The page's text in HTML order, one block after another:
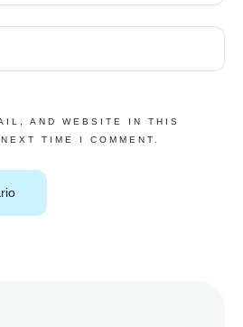
AND WEBSITE IN THIS
TIME I COMMENT.